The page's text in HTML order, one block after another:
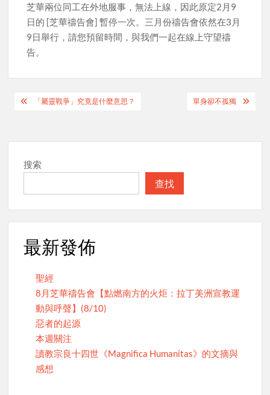
芝華兩位同工在外地服事，無法上線，因此原定2月9
日的 [芝華禱告會] 暫停一次。三月份禱告會依然在3月
9日舉行，請您預留時間，與我們一起在線上守望禱
告。
Post「屬靈戰爭」究竟是什麼意思？ 單身卻不孤獨
搜索
查找
最新發佈
聖經
8月芝華禱告會【點燃南方的火炬：拉丁美洲宣教運
動與呼聲】(8/10)
惡者的起源
本週關注
讀教宗良十四世《Magnifica Humanitas》的文摘與
感想